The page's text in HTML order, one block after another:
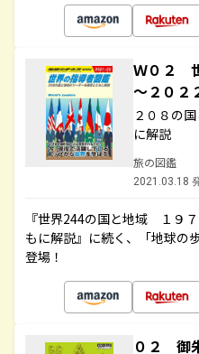
Ｗ０２
～２０２
２０８の
に解説
旅の図鑑
2021.03.18
『世界244の国と地域 １９
もに解説』に続く、「地球の
登場！
０２ 御